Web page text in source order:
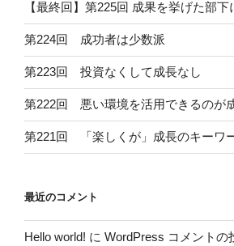
【最終回】第225回 成果を挙げた部
第224回 成功者は少数派
第223回 投資なくして成長なし
第222回 悪い環境を活用できるのが
第221回 「楽しくが」成長のキーワ
最近のコメント
Hello world! に WordPress コメントの